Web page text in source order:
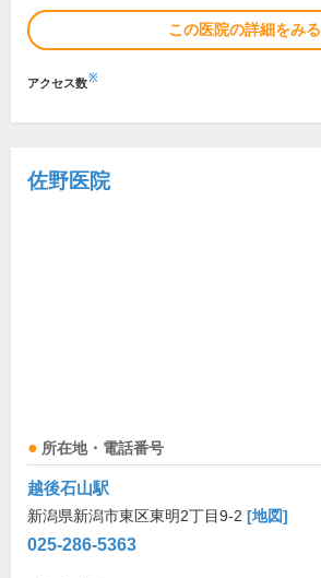
この医院の詳細をみる
アクセス数※
佐野医院
所在地・電話番号
越後石山駅
新潟県新潟市東区東明2丁目9-2 [地図]
025-286-5363